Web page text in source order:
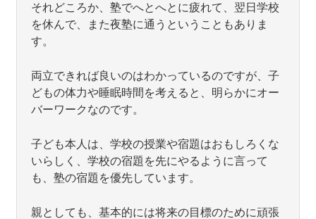
それどころか、塾でへとへとに疲れて、翌日学校
を休んで、また夜塾に通うということもありま
す。
両立できれば良いのはわかっているのですが、子
どもの体力や睡眠時間を考えると、明らかにオー
バーワークなのです。
子ども本人は、学校の授業や宿題はおもしろくな
いらしく、学校の宿題を先にやるように言って
も、塾の宿題を優先しています。
親としても、基本的には将来の目標のために頑張